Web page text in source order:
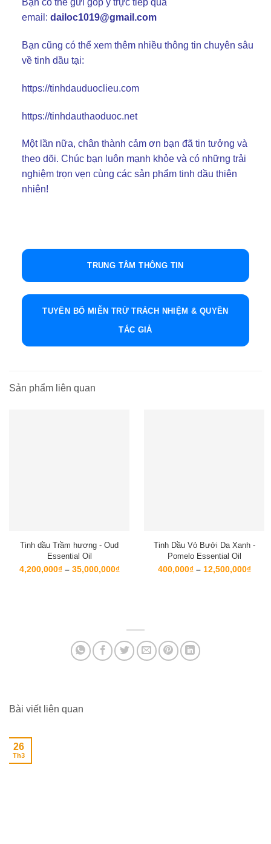
Bạn có thể gửi góp ý trực tiếp qua
email: dailoc1019@gmail.com
Bạn cũng có thể xem thêm nhiều thông tin chuyên sâu
về tinh dầu tại:
https://tinhdauduoclieu.com
https://tinhdauthaoduoc.net
Một lần nữa, chân thành cảm ơn bạn đã tin tưởng và
theo dõi. Chúc bạn luôn mạnh khỏe và có những trải
nghiệm trọn vẹn cùng các sản phẩm tinh dầu thiên
nhiên!
TRUNG TÂM THÔNG TIN
TUYÊN BỐ MIỄN TRỪ TRÁCH NHIỆM & QUYỀN
TÁC GIẢ
Sản phẩm liên quan
Tinh dầu Trầm hương - Oud
Essential Oil
4,200,000₫ – 35,000,000₫Khoảng
Tinh Dầu Vỏ Bưởi Da Xanh -
Pomelo Essential Oil
400,000₫ – 12,500,000₫
Bài viết liên quan
26
Th3